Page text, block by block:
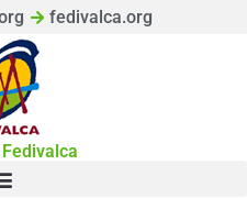
fedivalca.org